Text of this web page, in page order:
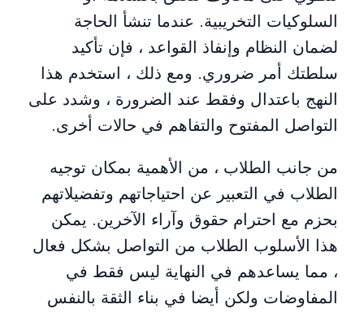
السلوكيات التخريبية. عندما تنشأ الحاجة
لضمان النظام وإنفاذ القواعد ، فإن تأكيد
سلطتك أمر ضروري. ومع ذلك ، استخدم هذا
النهج باعتدال وفقط عند الضرورة ، وشدد على
التواصل المفتوح والتفاهم في حالات أخرى.
من جانب الطلاب ، من الأهمية بمكان توجيه
الطلاب في التعبير عن احتياجاتهم وتفضيلاتهم
بحزم مع احترام حقوق وآراء الآخرين. يمكن
هذا الأسلوب الطلاب من التواصل بشكل فعال
، مما يساعدهم في النهاية ليس فقط في
المفاوضات ولكن أيضا في بناء الثقة بالنفس